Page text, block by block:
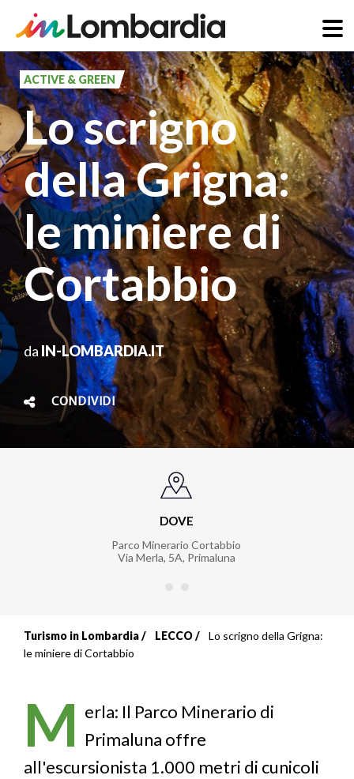
Salta
al
contenuto
principale
ACTIVE & GREEN
Lo scrigno
della Grigna:
le miniere di
Cortabbio
da IN-LOMBARDIA.IT
CONDIVIDI
DOVE
Parco Minerario Cortabbio
Via Merla, 5A, Primaluna
Briciole
pane
Turismo in Lombardia LECCO
Lo scrigno della Grigna:
le miniere di Cortabbio
M erla: Il Parco Minerario di
Primaluna offre
all'escursionista 1.000 metri di cunicoli